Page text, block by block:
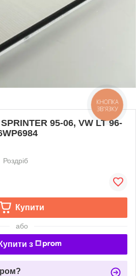
95-06, VW LT 96-
Роздріб
Купити
або
Купити з
КНОПКА
ЗВ'ЯЗКУ